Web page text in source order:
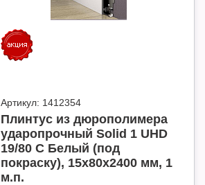
Артикул: 1412354
Плинтус из дюрополимера
ударопрочный Solid 1 UHD
19/80 C Белый (под
покраску), 15х80х2400 мм, 1
м.п.